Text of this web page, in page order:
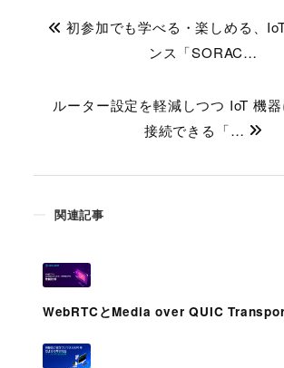
関連記事
WebRTCとMedia over QUIC
初参加でも学べる・楽しめる、
ンス「SORAC…
ルーター設定を軽減しつつ IoT 機
接続できる「…